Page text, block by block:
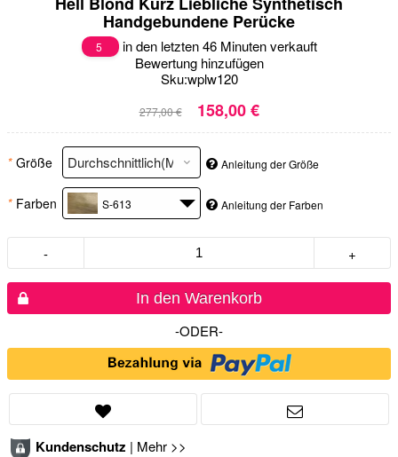
Handgebundene Perücke
5
in den letzten 46 Minuten verkauft
Bewertung hinzufügen
Sku:wplw120
277,00 € 158,00 €
* Größe Anleitung der Größe
* Farben S-613 Anleitung der Farben
- +
In den Warenkorb
-ODER-
Kundenschutz | Mehr >>